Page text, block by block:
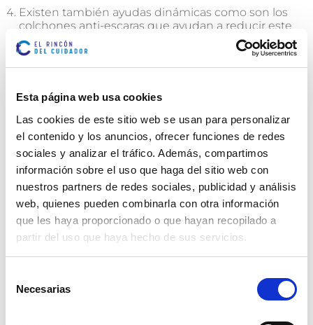
Esta página web usa cookies
Las cookies de este sitio web se usan para personalizar
el contenido y los anuncios, ofrecer funciones de redes
sociales y analizar el tráfico. Además, compartimos
información sobre el uso que haga del sitio web con
nuestros partners de redes sociales, publicidad y análisis
web, quienes pueden combinarla con otra información
que les haya proporcionado o que hayan recopilado a
partir del uso que haya hecho de sus servicios.
Necesarias
Existen también ayudas dinámicas como son los
colchones anti-escaras que ayudan a reducir este
riesgo.